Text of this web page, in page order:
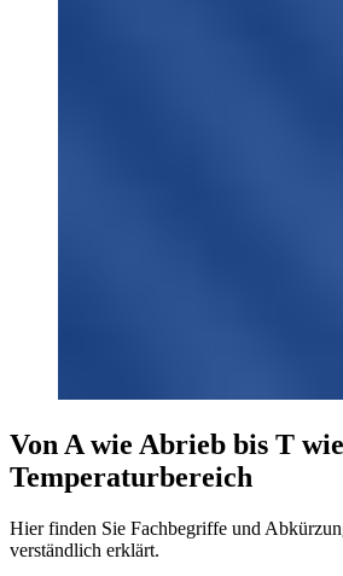
Von A wie Abrieb bis T wie
Temperaturbereich
Hier finden Sie Fachbegriffe und
verständlich erklärt.